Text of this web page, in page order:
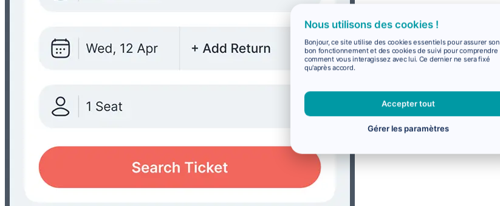
Nous utilisons des cookies !
Bonjour, ce site utilise des cookies essentiels pour assurer son
bon fonctionnement et des cookies de suivi pour comprendre
comment vous interagissez avec lui. Ce dernier ne sera fixé
qu'après accord.
Accepter tout
Gérer les paramètres